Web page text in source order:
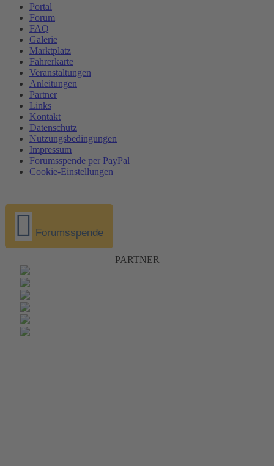
Portal
Forum
FAQ
Galerie
Marktplatz
Fahrerkarte
Veranstaltungen
Anleitungen
Partner
Links
Kontakt
Datenschutz
Nutzungsbedingungen
Impressum
Forumsspende per PayPal
Cookie-Einstellungen
Forumsspende
PARTNER